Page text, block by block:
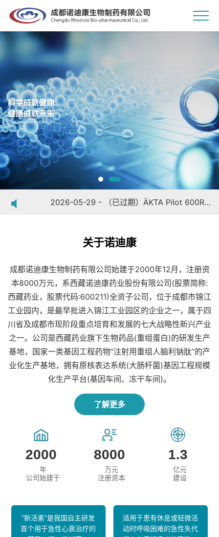
2024-08-07 - （已过期）关于除菌过滤器相容性、组件相容性（硅胶管、无菌连接器等耗材）、除菌过滤器微生物截留等相关验证技术交流和项目投标20240806
2026-07-23 - 手套完整性测试仪、鞋用单扉洗烘一体机采购招标公告
2026-07-16 - 小型仪器设备询比价采购通知
2026-05-29 - （已过期）ÄKTA Pilot 600R蛋白纯化系统年度维修保养项目招标公告
2026-04-08 - （已过期）成都诺迪康生物制药有限公司2026年修复整改项目招标
2025-11-28 - （已过期）2026年验证项目招标
2025-06-20 - （已过期）LIMS实验室信息管理系统招标采购公告
2025-06-17 - （已过期）厂区修复整改项目投标
2024-10-15 - （已过期）装修项目招标公告
2024-09-09 - （已过期）“小青龙胶囊”转让合作邀请
关于诺迪康
成都诺迪康生物制药有限公司始建于2000年12月，注册资
本8000万元，系西藏诺迪康药业股份有限公司(股票简称:
西藏药业，股票代码:600211)全资子公司，位于成都市锦江
工业园内，是最早批进入锦江工业园区的企业之一，属于四
川省及成都市现阶段重点培育和发展的七大战略性新兴产业
之一。公司是西藏药业旗下生物药品(重组蛋白)的研发生产
基地，国家一类基因工程药物“注射用重组人脑利钠肽”的产
业化生产基地，拥有原核表达系统(大肠杆菌)基因工程规模
化生产平台(基因车间、冻干车间)。
了解更多
2000
年
公司始建于
8000
万元
注册资本
1.3
亿元
建设
“新活素”是我国自主研发
首个用于急性心衰治疗的
适用于患有休息或轻微活
动时呼吸困难的急性失代